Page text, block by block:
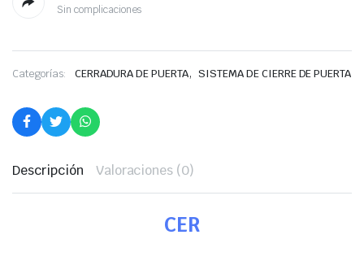
Sin complicaciones
Categorías: CERRADURA DE PUERTA, SISTEMA DE CIERRE DE PUERTA
Descripción Valoraciones (0)
CER